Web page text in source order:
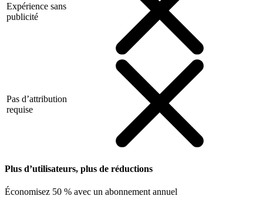
Expérience sans
publicité
Pas d’attribution
requise
Plus d’utilisateurs, plus de réductions
Économisez 50 % avec un abonnement annuel